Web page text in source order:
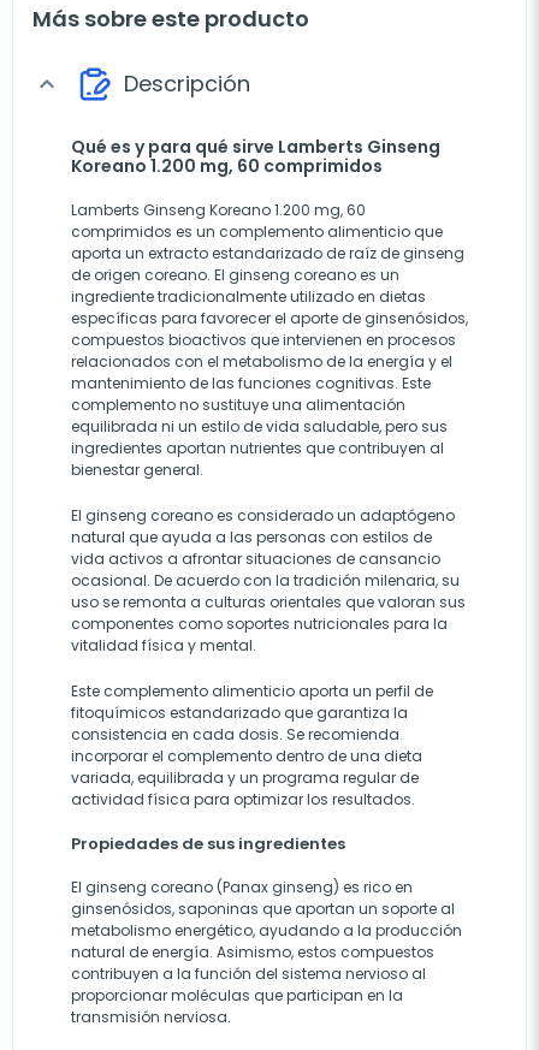
Más sobre este producto
expand_more Descripción
Qué es y para qué sirve Lamberts Ginseng
Koreano 1.200 mg, 60 comprimidos
Lamberts Ginseng Koreano 1.200 mg, 60
comprimidos es un complemento alimenticio que
aporta un extracto estandarizado de raíz de ginseng
de origen coreano. El ginseng coreano es un
ingrediente tradicionalmente utilizado en dietas
específicas para favorecer el aporte de ginsenósidos,
compuestos bioactivos que intervienen en procesos
relacionados con el metabolismo de la energía y el
mantenimiento de las funciones cognitivas. Este
complemento no sustituye una alimentación
equilibrada ni un estilo de vida saludable, pero sus
ingredientes aportan nutrientes que contribuyen al
bienestar general.
El ginseng coreano es considerado un adaptógeno
natural que ayuda a las personas con estilos de
vida activos a afrontar situaciones de cansancio
ocasional. De acuerdo con la tradición milenaria, su
uso se remonta a culturas orientales que valoran sus
componentes como soportes nutricionales para la
vitalidad física y mental.
Este complemento alimenticio aporta un perfil de
fitoquímicos estandarizado que garantiza la
consistencia en cada dosis. Se recomienda
incorporar el complemento dentro de una dieta
variada, equilibrada y un programa regular de
actividad física para optimizar los resultados.
Propiedades de sus ingredientes
El ginseng coreano (Panax ginseng) es rico en
ginsenósidos, saponinas que aportan un soporte al
metabolismo energético, ayudando a la producción
natural de energía. Asimismo, estos compuestos
contribuyen a la función del sistema nervioso al
proporcionar moléculas que participan en la
transmisión nerviosa.